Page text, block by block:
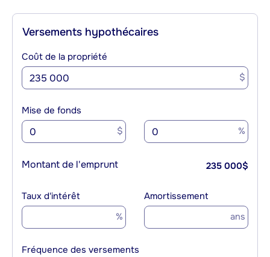
Versements hypothécaires
Coût de la propriété
$
Mise de fonds
$ %
Montant de l'emprunt 235 000$
Taux d'intérêt
%
Amortissement
ans
Fréquence des versements